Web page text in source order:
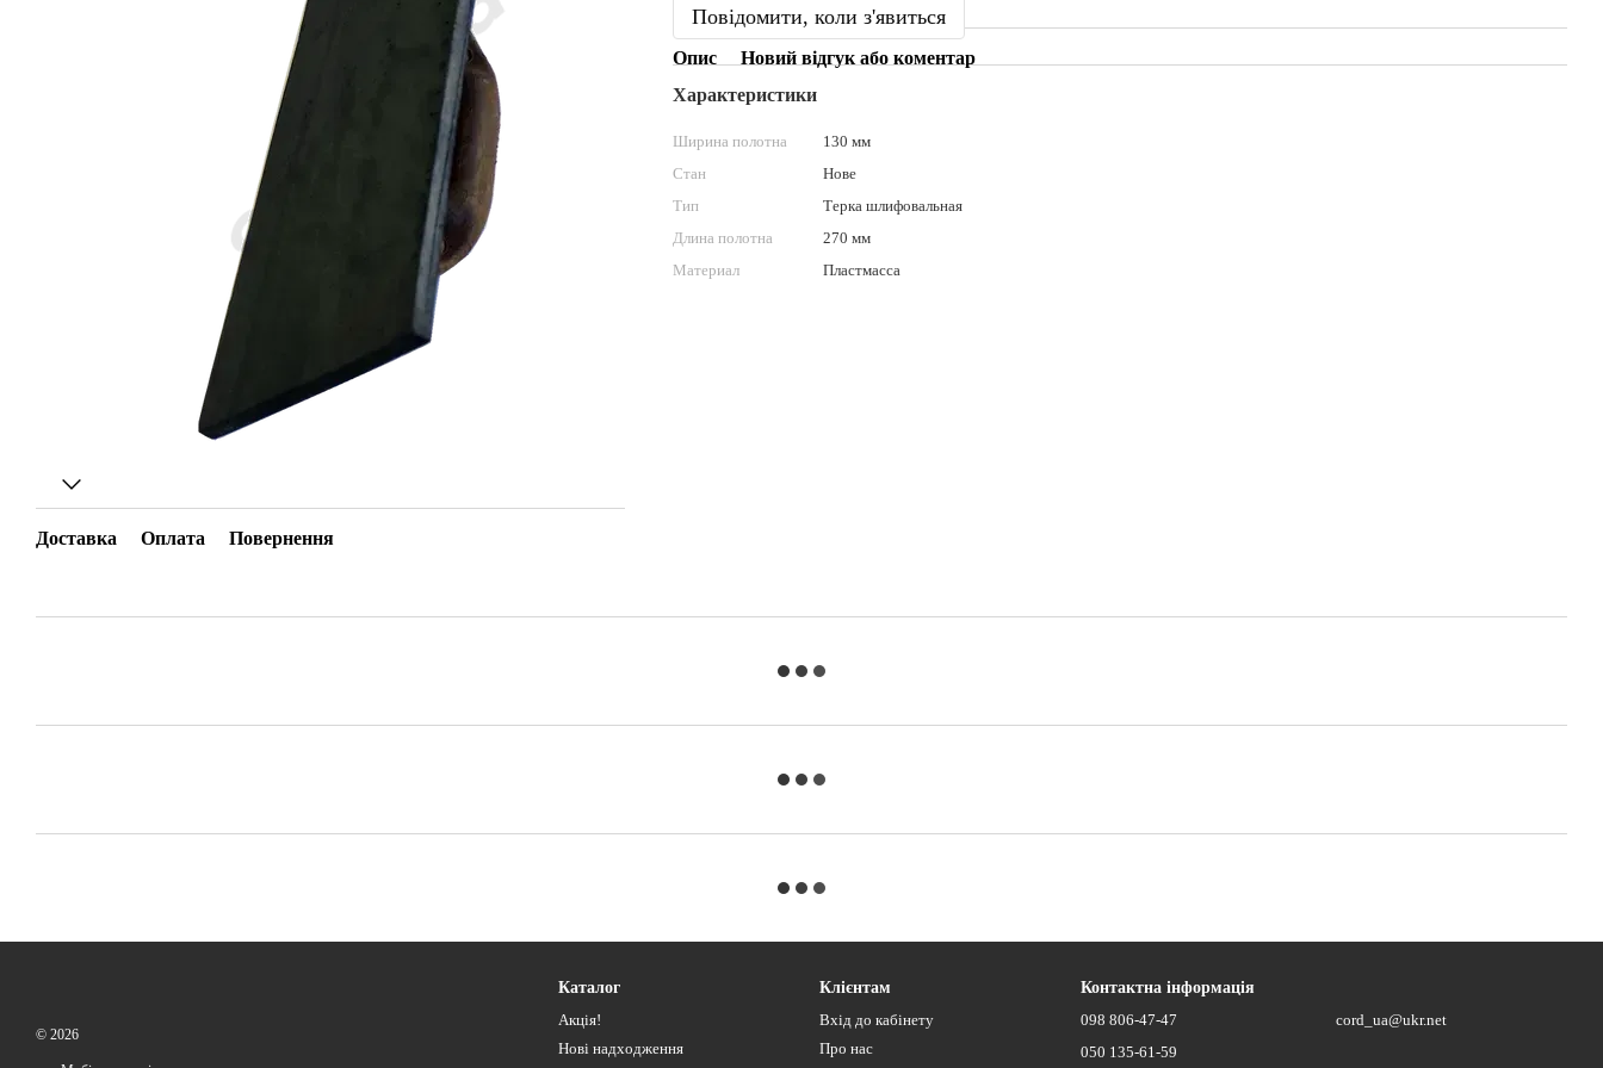
Доставка Оплата Повернення
Повідомити, коли з'явиться
Опис
Новий відгук або коментар
Характеристики
Ширина полотна
130 мм
Стан
Нове
Тип
Терка шлифовальная
Длина полотна
270 мм
Материал
Пластмасса
© 2026
Каталог
Акція!
Нові надходження
Клієнтам
Вхід до кабінету
Про нас
Контактна інформація
098 806-47-47
050 135-61-59
cord_ua@ukr.net